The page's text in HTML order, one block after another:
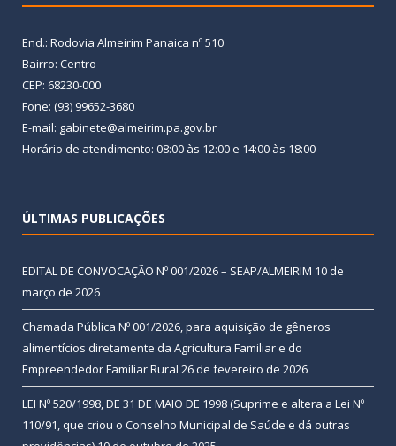
End.: Rodovia Almeirim Panaica nº 510
Bairro: Centro
CEP: 68230-000
Fone: (93) 99652-3680
E-mail: gabinete@almeirim.pa.gov.br
Horário de atendimento: 08:00 às 12:00 e 14:00 às 18:00
ÚLTIMAS PUBLICAÇÕES
EDITAL DE CONVOCAÇÃO Nº 001/2026 – SEAP/ALMEIRIM 10 de
março de 2026
Chamada Pública Nº 001/2026, para aquisição de gêneros
alimentícios diretamente da Agricultura Familiar e do
Empreendedor Familiar Rural 26 de fevereiro de 2026
LEI Nº 520/1998, DE 31 DE MAIO DE 1998 (Suprime e altera a Lei Nº
110/91, que criou o Conselho Municipal de Saúde e dá outras